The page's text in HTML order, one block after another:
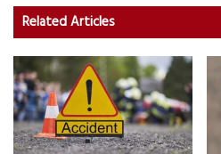
Related Articles